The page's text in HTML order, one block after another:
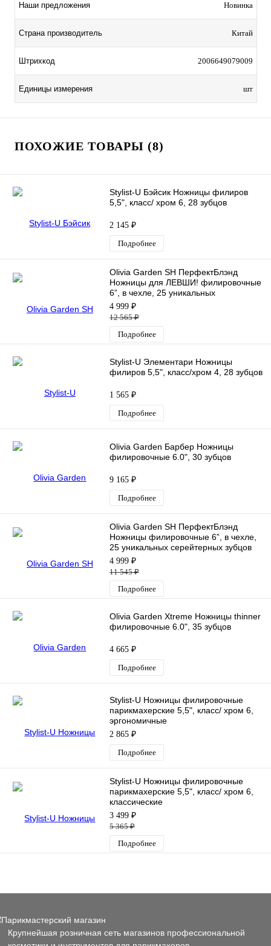
Наши предложения Новинка
Страна производитель Китай
Штрихкод 2006649079009
Единицы измерения шт
ПОХОЖИЕ ТОВАРЫ (8)
Stylist-U Бэйсик Ножницы филиров
5,5", класс/ хром 6, 28 зубцов
2 145 ₽
Подробнее
Olivia Garden SH ПерфектБлэнд
Ножницы для ЛЕВШИ! филировочные
6”, в чехле, 25 уникальных
серейтерных зубцов
4 999 ₽
12 565 ₽
Подробнее
Stylist-U Элементари Ножницы
филиров 5,5", класс/хром 4, 28 зубцов
1 565 ₽
Подробнее
Olivia Garden Барбер Ножницы
филировочные 6.0", 30 зубцов
9 165 ₽
Подробнее
Olivia Garden SH ПерфектБлэнд
Ножницы филировочные 6”, в чехле,
25 уникальных серейтерных зубцов
4 999 ₽
11 545 ₽
Подробнее
Olivia Garden Xtreme Ножницы thinner
филировочные 6.0", 35 зубцов
4 665 ₽
Подробнее
Stylist-U Ножницы филировочные
парикмахерские 5,5", класс/ хром 6,
эргономичные
2 865 ₽
Подробнее
Stylist-U Ножницы филировочные
парикмахерские 5,5", класс/ хром 6,
классические
3 499 ₽
5 365 ₽
Подробнее
Крупнейшая розничная сеть магазинов профессиональной